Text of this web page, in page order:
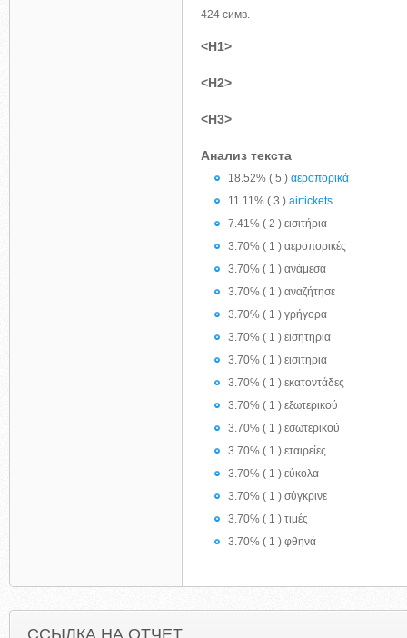
424 симв.
<H1>
<H2>
<H3>
Анализ текста
18.52% ( 5 ) αεροπορικά
11.11% ( 3 ) airtickets
7.41% ( 2 ) εισιτήρια
3.70% ( 1 ) αεροπορικές
3.70% ( 1 ) ανάμεσα
3.70% ( 1 ) αναζήτησε
3.70% ( 1 ) γρήγορα
3.70% ( 1 ) εισητηρια
3.70% ( 1 ) εισιτηρια
3.70% ( 1 ) εκατοντάδες
3.70% ( 1 ) εξωτερικού
3.70% ( 1 ) εσωτερικού
3.70% ( 1 ) εταιρείες
3.70% ( 1 ) εύκολα
3.70% ( 1 ) σύγκρινε
3.70% ( 1 ) τιμές
3.70% ( 1 ) φθηνά
ССЫЛКА НА ОТЧЕТ